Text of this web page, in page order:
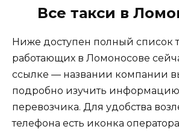
Все такси в
Ниже доступен полный список
работающих в Ломоносове
ссылке — названии компании
подробно изучить
перевозчика. Для удобства
телефона есть иконка